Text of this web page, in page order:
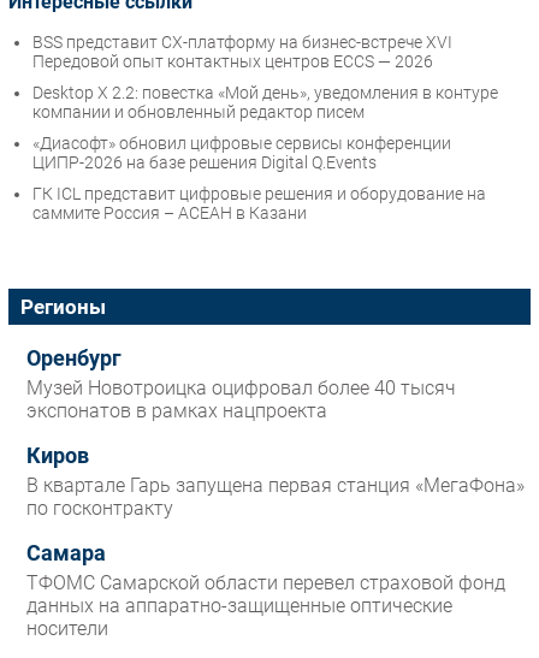
BSS представит CX-платформу на бизнес-встрече XVI
Передовой опыт контактных центров ECCS — 2026
Desktop X 2.2: повестка «Мой день», уведомления в контуре
компании и обновленный редактор писем
«Диасофт» обновил цифровые сервисы конференции
ЦИПР-2026 на базе решения Digital Q.Events
ГК ICL представит цифровые решения и оборудование на
саммите Россия – АСЕАН в Казани
Регионы
Оренбург
Музей Новотроицка оцифровал более 40 тысяч
экспонатов в рамках нацпроекта
Киров
В квартале Гарь запущена первая станция «МегаФона»
по госконтракту
Самара
ТФОМС Самарской области перевел страховой фонд
данных на аппаратно-защищенные оптические
носители